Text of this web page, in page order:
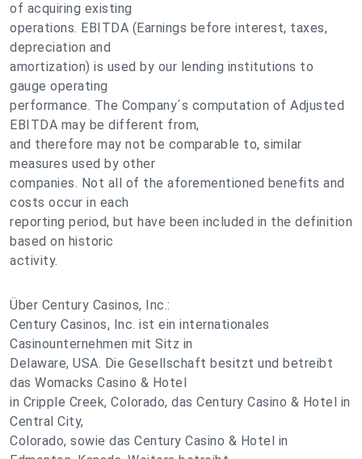
of acquiring existing
operations. EBITDA (Earnings before interest, taxes,
depreciation and
amortization) is used by our lending institutions to
gauge operating
performance. The Company´s computation of Adjusted
EBITDA may be different from,
and therefore may not be comparable to, similar
measures used by other
companies. Not all of the aforementioned benefits and
costs occur in each
reporting period, but have been included in the definition
based on historic
activity.
Über Century Casinos, Inc.:
Century Casinos, Inc. ist ein internationales
Casinounternehmen mit Sitz in
Delaware, USA. Die Gesellschaft besitzt und betreibt
das Womacks Casino & Hotel
in Cripple Creek, Colorado, das Century Casino & Hotel in
Central City,
Colorado, sowie das Century Casino & Hotel in